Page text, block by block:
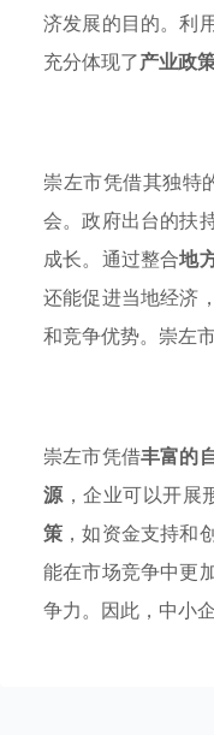
济发展的目的。利
充分体现了产业政
崇左市凭借其独特
会。政府出台的扶
成长。通过整合地
还能促进当地经济
和竞争优势。崇左
崇左市凭借丰富的
源，企业可以开展
策 ，如资金支持和
能在市场竞争中更
争力。因此，中小